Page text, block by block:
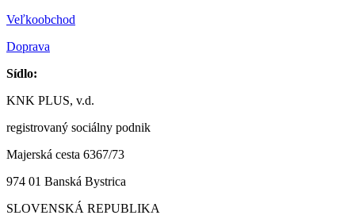
Veľkoobchod
Doprava
Sídlo:
KNK PLUS, v.d.
registrovaný sociálny podnik
Majerská cesta 6367/73
974 01 Banská Bystrica
SLOVENSKÁ REPUBLIKA